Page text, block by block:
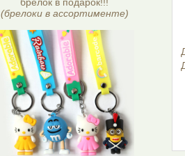
(брелоки в ассортименте)